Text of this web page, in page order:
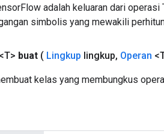
adalah keluaran dari
simbolis yang mewakili
<T> buat ( Lingkup lingkup, Operan
kelas yang membungkus